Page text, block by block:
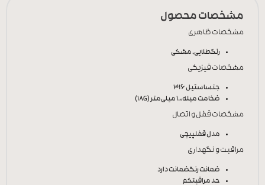
مشخصات محصول
مشخصات ظاهری
رنگطلایی, مشکی
مشخصات فیزیکی
جنساستیل 316
ضخامت میله1.0 میلی‌متر (18G)
مشخصات قفل و اتصال
مدل قفلپیچی
مراقبت و نگهداری
ضمانت رنگضمانت دارد
حد مراقبتکم